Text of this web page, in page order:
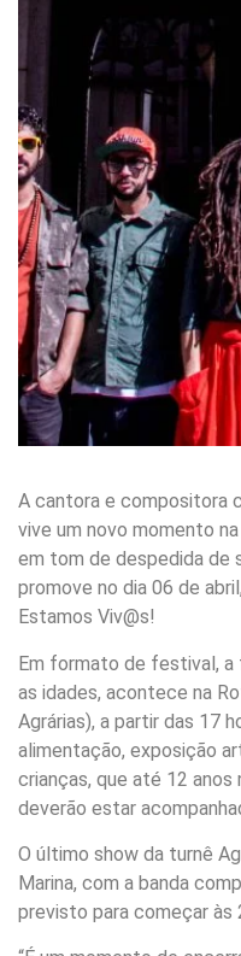
A cantora e compositora
vive um novo momento
em tom de despedida de
promove no dia 06 de
Estamos Viv@s!
Em formato de festival,
as idades, acontece na
Agrárias), a partir das 17
alimentação, exposição
crianças, que até 12 anos
deverão estar
O último show da turnê
Marina, com a banda
previsto para começar às